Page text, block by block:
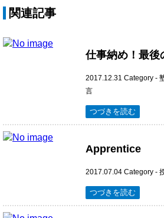
関連記事
仕事納め！最後
2017.12.31 Category -
言
つづきを読む
Apprentice
2017.07.04 Category -
つづきを読む